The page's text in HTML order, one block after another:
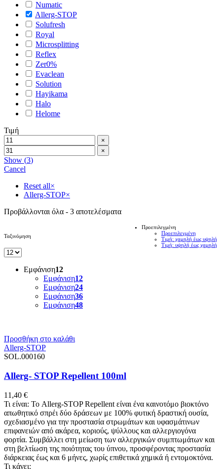
Numatic
Allerg-STOP
Solufresh
Royal
Microsplitting
Reflex
Zer0%
Evaclean
Solution
Hayikama
Halo
Helome
Τιμή
×
×
Show (3)
Cancel
Reset all×
Allerg-STOP×
Προβάλλονται όλα - 3 αποτελέσματα
Ταξινόμηση
Προεπιλεγμένη
Προεπιλεγμένη
Τιμή: χαμηλή έως υψηλή
Τιμή: υψηλή έως χαμηλή
Εμφάνιση12
Εμφάνιση12
Εμφάνιση24
Εμφάνιση36
Εμφάνιση48
Προσθήκη στο καλάθι
Allerg-STOP
SOL.000160
Allerg- STOP Repellent 100ml
11,40 €
Τι είναι: Το Allerg-STOP Repellent είναι ένα καινοτόμο βιοκτόνο
απωθητικό σπρέι δύο δράσεων με 100% φυτική δραστική ουσία,
σχεδιασμένο για την προστασία στρωμάτων και υφασμάτινων
επιφανειών από ακάρεα, κοριούς, ψύλλους και αλλεργιογόνα
φορτία. Συμβάλλει στη μείωση των αλλεργικών συμπτωμάτων και
στη βελτίωση της ποιότητας του ύπνου, προσφέροντας προστασία
διάρκειας έως και 6 μήνες, χωρίς επιθετικά χημικά ή εντομοκτόνα.
Τι κάνει: